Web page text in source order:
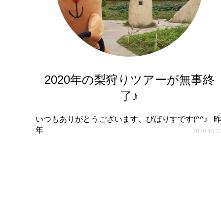
2020年の梨狩りツアーが無事終
了♪
いつもありがとうございます、びばりすです(^^♪ 昨
年